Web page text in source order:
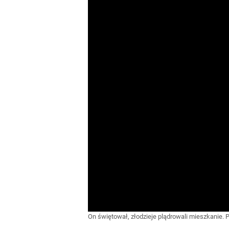
On świętował, złodzieje plądrowali mieszkanie.